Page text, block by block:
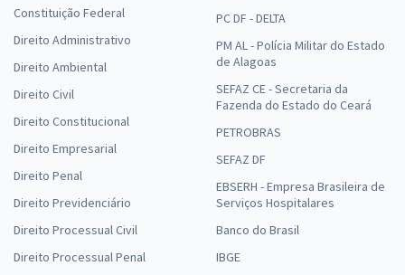
Constituição Federal
Direito Administrativo
Direito Ambiental
Direito Civil
Direito Constitucional
Direito Empresarial
Direito Penal
Direito Previdenciário
Direito Processual Civil
Direito Processual Penal
PC DF - DELTA
PM AL - Polícia Militar do Estado
de Alagoas
SEFAZ CE - Secretaria da
Fazenda do Estado do Ceará
PETROBRAS
SEFAZ DF
EBSERH - Empresa Brasileira de
Serviços Hospitalares
Banco do Brasil
IBGE